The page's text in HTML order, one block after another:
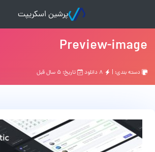
پرشین اسکریپت
Preview-image
دسته بندی: | تاریخ: ۵ سال قبل